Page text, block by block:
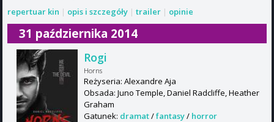
repertuar kin | opis i szczegóły | trailer | opinie
31 października 2014
Rogi
Horns
Reżyseria: Alexandre Aja
Obsada: Juno Temple, Daniel Radcliffe, Heather
Graham
Gatunek: dramat/fantasy/ horror